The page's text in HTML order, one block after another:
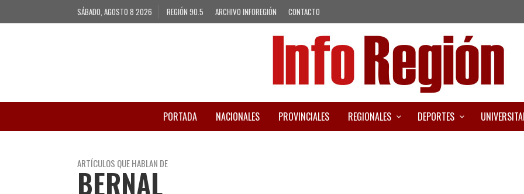
SÁBADO, AGOSTO 8 2026 REGIÓN 90.5 ARCHIVO INFOREGIÓN CONTACTO
PORTADA NACIONALES PROVINCIALES REGIONALES DEPORTES
ARTÍCULOS QUE HABLAN DE
BERNAL